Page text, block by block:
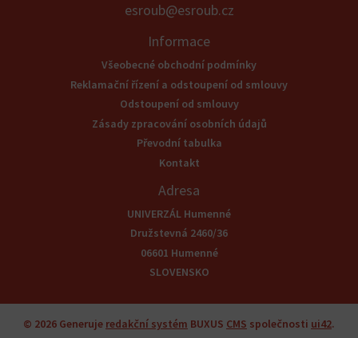
esroub@esroub.cz
Informace
Všeobecné obchodní podmínky
Reklamační řízení a odstoupení od smlouvy
Odstoupení od smlouvy
Zásady zpracování osobních údajů
Převodní tabulka
Kontakt
Adresa
UNIVERZÁL Humenné
Družstevná 2460/36
06601 Humenné
SLOVENSKO
© 2026 Generuje redakční systém BUXUS CMS společnosti ui42.